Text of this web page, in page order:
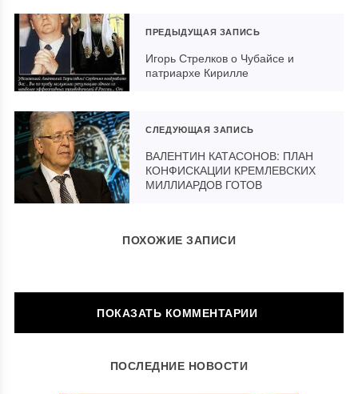
ПРЕДЫДУЩАЯ ЗАПИСЬ
Игорь Стрелков о Чубайсе и
патриархе Кирилле
СЛЕДУЮЩАЯ ЗАПИСЬ
ВАЛЕНТИН КАТАСОНОВ: ПЛАН
КОНФИСКАЦИИ КРЕМЛЕВСКИХ
МИЛЛИАРДОВ ГОТОВ
ПОХОЖИЕ ЗАПИСИ
ОСТАВИТЬ КОММЕНТАРИЙ
Ваш адрес email не будет опубликован. Обязательные поля
ПОСЛЕДНИЕ НОВОСТИ